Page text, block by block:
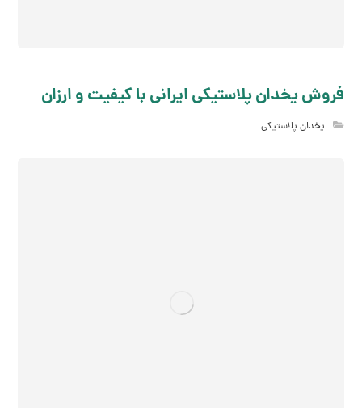
فروش یخدان پلاستیکی ایرانی با کیفیت و ارزان
یخدان پلاستیکی